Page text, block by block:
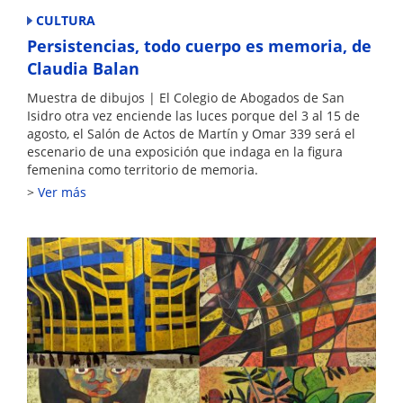
CULTURA
Persistencias, todo cuerpo es memoria, de
Claudia Balan
Muestra de dibujos | El Colegio de Abogados de San
Isidro otra vez enciende las luces porque del 3 al 15 de
agosto, el Salón de Actos de Martín y Omar 339 será el
escenario de una exposición que indaga en la figura
femenina como territorio de memoria.
Ver más